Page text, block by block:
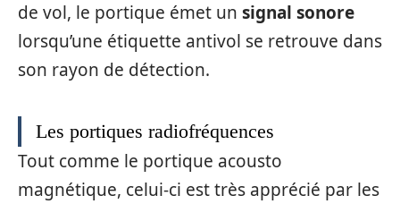
de vol, le portique émet un signal sonore
lorsqu’une étiquette antivol se retrouve dans
son rayon de détection.
Les portiques radiofréquences
Tout comme le portique acousto
magnétique, celui-ci est très apprécié par les